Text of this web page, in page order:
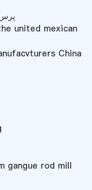
united mexican
China
gangue rod mill